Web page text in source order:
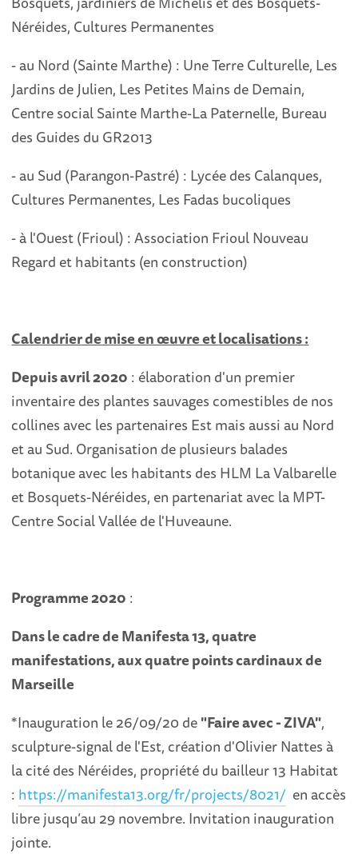
Néréides, Cultures Permanentes
- au Nord (Sainte Marthe) : Une Terre Culturelle, Les
Jardins de Julien, Les Petites Mains de Demain,
Centre social Sainte Marthe-La Paternelle, Bureau
des Guides du GR2013
- au Sud (Parangon-Pastré) : Lycée des Calanques,
Cultures Permanentes, Les Fadas bucoliques
- à l'Ouest (Frioul) : Association Frioul Nouveau
Regard et habitants (en construction)
Calendrier de mise en œuvre etlocalisations :
Depuis avril 2020 : élaboration d'un premier
inventaire des plantes sauvages comestibles de nos
collines avec les partenaires Est mais aussi au Nord
et au Sud. Organisation de plusieurs balades
botanique avec les habitants des HLM La Valbarelle
et Bosquets-Néréides, en partenariat avec la MPT-
Centre Social Vallée de l'Huveaune.
Programme 2020 :
Dans le cadre de Manifesta 13,quatre
manifestations, aux quatre points cardinaux de
Marseille
*Inauguration le 26/09/20 de"Faire avec - ZIVA",
sculpture-signal de l'Est, création d'Olivier Nattes à
la cité des Néréides, propriété du bailleur 13 Habitat
: https://manifesta13.org/fr/projects/8021/ en accès
libre jusqu’au 29 novembre. Invitation inauguration
jointe.